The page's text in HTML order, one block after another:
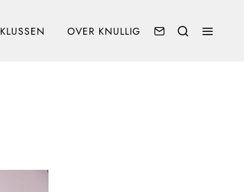
KLUSSEN OVER KNULLIG